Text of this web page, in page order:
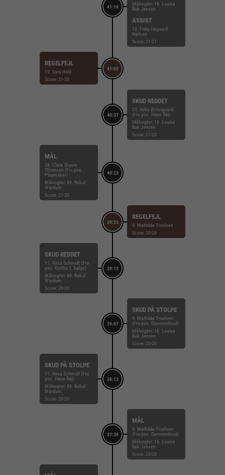
41:18
Målvogter: 16. Louise
Bak Jensen
ASSIST
10. Frida Høgaard
Nielsen
Score: 21-21
41:03
REGELFEJL
19. Sara Hald
Score: 21-20
40:37
SKUD REDDET
22. Sofie Østergaard
(Fra pos. Højre fløj)
Målvogter: 16. Louise
Bak Jensen
Score: 21-20
40:23
MÅL
28. Clara Skyum
Thomsen (Fra pos.
Playmaker)
Målvogter: 88. Rakul
Wardum
Score: 21-20
39:53
REGELFEJL
9. Mathilde Troelsen
Score: 20-20
39:15
SKUD REDDET
11. Rosa Schmidt (Fra
pos. Kontra 2. bølge)
Målvogter: 88. Rakul
Wardum
Score: 20-20
39:07
SKUD PÅ STOLPE
9. Mathilde Troelsen
(Fra pos. Gennembrud)
Målvogter: 16. Louise
Bak Jensen
Score: 20-20
38:12
SKUD PÅ STOLPE
11. Rosa Schmidt (Fra
pos. Højre fløj)
Målvogter: 88. Rakul
Wardum
Score: 20-20
37:34
MÅL
9. Mathilde Troelsen
(Fra pos. Gennembrud)
Målvogter: 16. Louise
Bak Jensen
Score: 20-20